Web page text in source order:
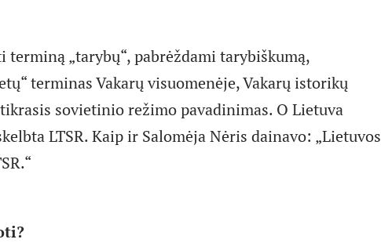
terminą „tarybų“, pabrėždami tarybiškumą,
terminas Vakarų visuomenėje, Vakarų istorikų
sovietinio režimo pavadinimas. O Lietuva
LTSR. Kaip ir Salomėja Nėris dainavo: „Lietuvos